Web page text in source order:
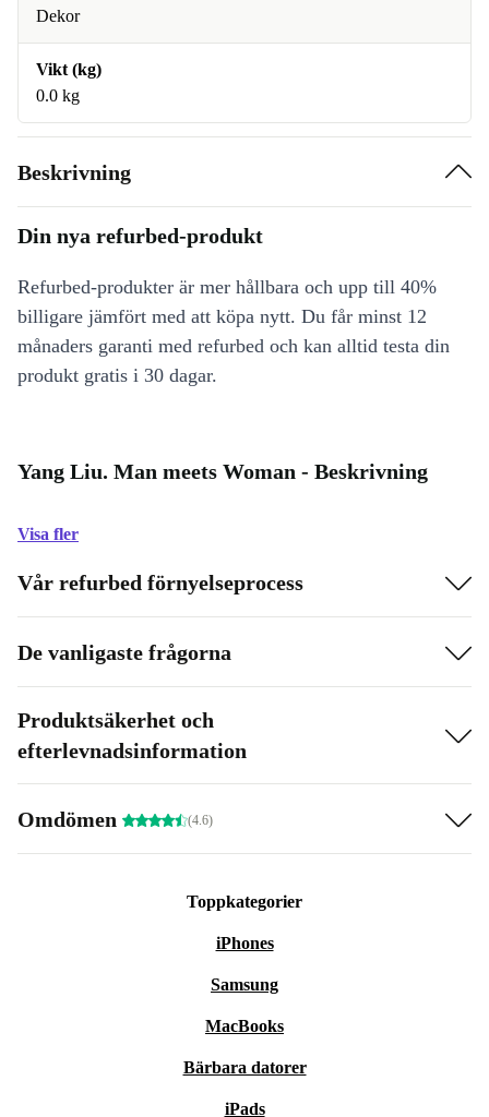
Dekor
Vikt (kg)
0.0 kg
Beskrivning
Din nya refurbed-produkt
Refurbed-produkter är mer hållbara och upp till 40%
billigare jämfört med att köpa nytt. Du får minst 12
månaders garanti med refurbed och kan alltid testa din
produkt gratis i 30 dagar.
Yang Liu. Man meets Woman - Beskrivning
Visa fler
Vår refurbed förnyelseprocess
De vanligaste frågorna
Produktsäkerhet och
efterlevnadsinformation
Omdömen (4.6)
Toppkategorier
iPhones
Samsung
MacBooks
Bärbara datorer
iPads